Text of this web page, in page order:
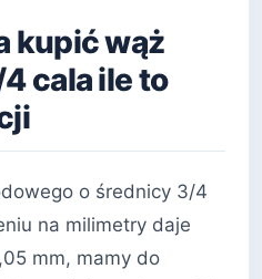
kupić wąż
cala ile to
o średnicy 3/4
na milimetry daje
mm, mamy do